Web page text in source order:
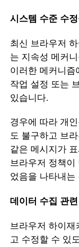
시스템 수준 수
최신 브라우저
는 지속성 메커
이러한 메커니즘
작업 설정 또는
있습니다.
경우에 따라 개
도 불구하고 브
같은 메시지가
브라우저 정책이
었음을 나타내는
데이터 수집 관
브라우저 하이
고 수정할 수 있